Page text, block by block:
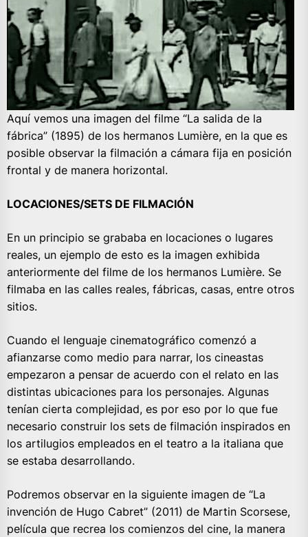
Aquí vemos una imagen del filme “La salida de la
fábrica” (1895) de los hermanos Lumière, en la que es
posible observar la filmación a cámara fija en posición
frontal y de manera horizontal.
LOCACIONES/SETS DE FILMACIÓN
En un principio se grababa en locaciones o lugares
reales, un ejemplo de esto es la imagen exhibida
anteriormente del filme de los hermanos Lumière. Se
filmaba en las calles reales, fábricas, casas, entre otros
sitios.
Cuando el lenguaje cinematográfico comenzó a
afianzarse como medio para narrar, los cineastas
empezaron a pensar de acuerdo con el relato en las
distintas ubicaciones para los personajes. Algunas
tenían cierta complejidad, es por eso por lo que fue
necesario construir los sets de filmación inspirados en
los artilugios empleados en el teatro a la italiana que
se estaba desarrollando.
Podremos observar en la siguiente imagen de “La
invención de Hugo Cabret” (2011) de Martin Scorsese,
película que recrea los comienzos del cine, la manera